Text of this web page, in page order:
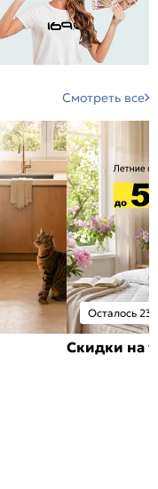
Смотреть все
Осталось 23
Скидки на